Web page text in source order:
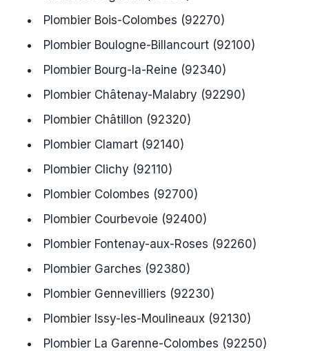
Plombier Bois-Colombes (92270)
Plombier Boulogne-Billancourt (92100)
Plombier Bourg-la-Reine (92340)
Plombier Châtenay-Malabry (92290)
Plombier Châtillon (92320)
Plombier Clamart (92140)
Plombier Clichy (92110)
Plombier Colombes (92700)
Plombier Courbevoie (92400)
Plombier Fontenay-aux-Roses (92260)
Plombier Garches (92380)
Plombier Gennevilliers (92230)
Plombier Issy-les-Moulineaux (92130)
Plombier La Garenne-Colombes (92250)